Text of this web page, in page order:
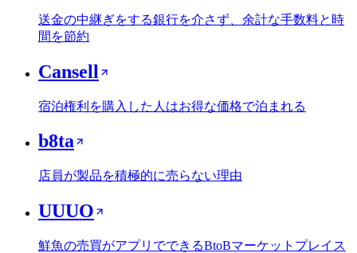
送金の中継ぎをする銀行を介さず、余計な手数料と時
間を節約
Cansell
宿泊権利を購入した人はお得な価格で泊まれる
b8ta
店員が製品を積極的に売らない理由
UUUO
鮮魚の売買がアプリでできるBtoBマーケットプレイス